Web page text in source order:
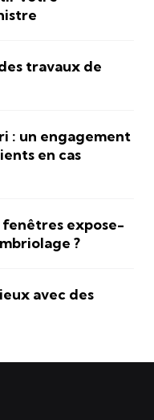
travaux de
: un engagement
en cas
fenêtres expose-
?
avec des